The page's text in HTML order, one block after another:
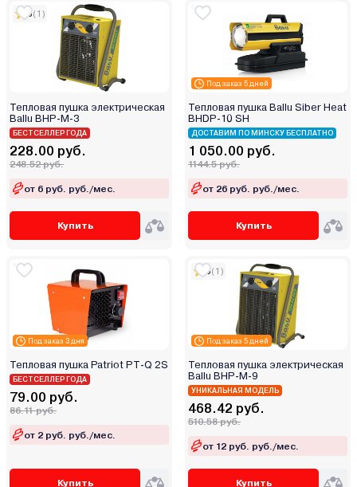
Teplox
Thermex
Thermobile
Timberk
Vektor
Verton
Wester
Zitrek
Zobo
Автосила тепла
Витязь
Диолд
Инстар
Интерскол
Калибр
Парма
Ресанта
5(1)
Тепловая пушка электрическая
Ballu BHP-M-3
БЕСТСЕЛЛЕР ГОДА
228.00 руб.
248.52 руб.
от 6 руб. руб./мес.
Купить
Под заказ 5 дней
Тепловая пушка Ballu Siber Heat
BHDP-10 SH
ДОСТАВИМ ПО МИНСКУ БЕСПЛАТНО
1 050.00 руб.
1144.5 руб.
от 26 руб. руб./мес.
Купить
Под заказ 3 дня
Тепловая пушка Patriot PT-Q 2S
БЕСТСЕЛЛЕР ГОДА
79.00 руб.
86.11 руб.
от 2 руб. руб./мес.
Купить
Под заказ 5 дней
5(1)
Тепловая пушка электрическая
Ballu BHP-M-9
УНИКАЛЬНАЯ МОДЕЛЬ
468.42 руб.
510.58 руб.
от 12 руб. руб./мес.
Купить